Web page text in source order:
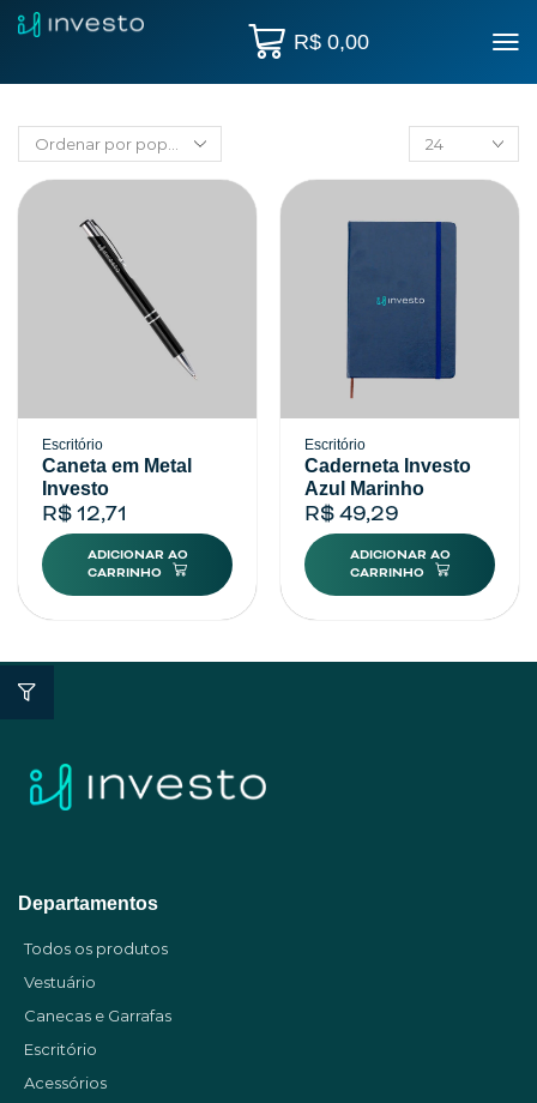
R$0,00
Escritório
Caneta em Metal
Investo
R$12,71
ADICIONAR AO
CARRINHO
Escritório
Caderneta Investo
Azul Marinho
R$49,29
ADICIONAR AO
CARRINHO
Departamentos
Todos os produtos
Vestuário
Canecas e Garrafas
Escritório
Acessórios